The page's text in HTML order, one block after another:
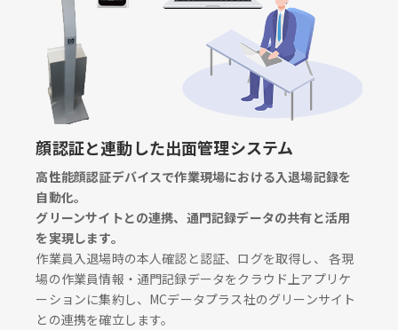
顔認証と連動した出面管理システム
高性能顔認証デバイスで作業現場における入退場記録を
自動化。
グリーンサイトとの連携、通門記録データの共有と活用
を実現します。
作業員入退場時の本人確認と認証、ログを取得し、 各現
場の作業員情報・通門記録データをクラウド上アプリケ
ーションに集約し、MCデータプラス社のグリーンサイト
との連携を確立します。